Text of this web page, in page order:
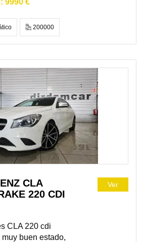
9990 €
200000
CLA
220 CDI
CLA 220 cdi
buen estado,
Ver